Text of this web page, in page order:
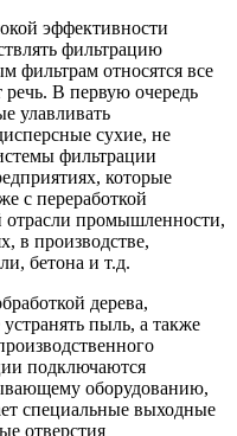
эффективности
фильтрацию
фильтрам относятся все
В первую очередь
улавливать
сухие, не
фильтрации
которые
с переработкой
отрасли промышленности,
в производстве,
бетона и т.д.
дерева,
пыль, а также
подключаются
оборудованию,
специальные выходные
отверстия